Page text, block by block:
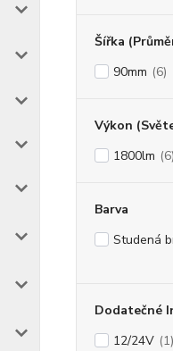
Šířka
90mm (6)
Výkon
1800lm (6)
Barva
Studená
Dodatečné
12/24V (1)